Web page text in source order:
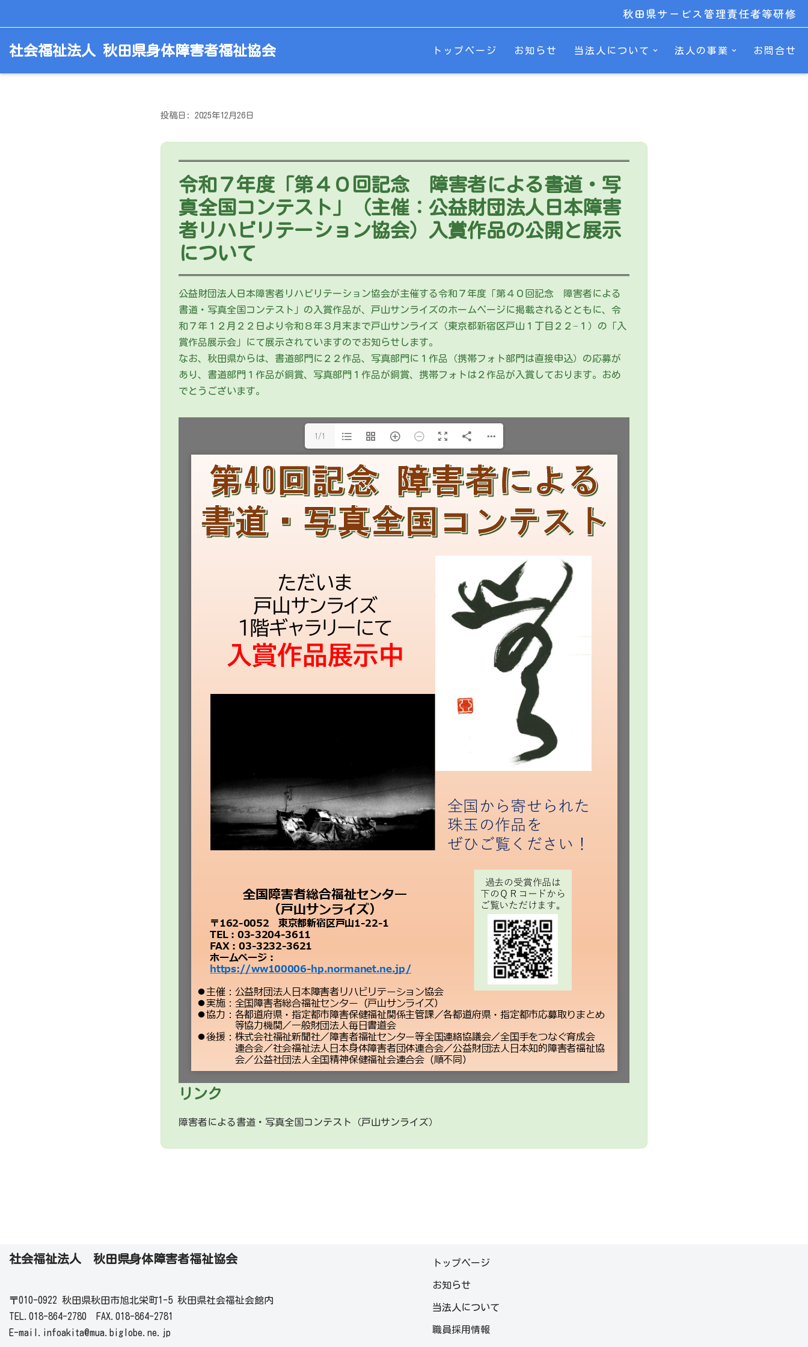
ン
秋田県サービス管理責任者等研修
社会福祉法人 秋田県身体障害者福祉協会 トップページ お知らせ 当法人について 法人の事業 お問合せ
投稿日: 2025年12月26日
令和７年度「第４０回記念 障害者による書道・写
真全国コンテスト」（主催：公益財団法人日本障害
者リハビリテーション協会）入賞作品の公開と展示
について
公益財団法人日本障害者リハビリテーション協会が主催する令和７年度「第４０回記念 障害者による
書道・写真全国コンテスト」の入賞作品が、戸山サンライズのホームページに掲載されるとともに、令
和７年１２月２２日より令和８年３月末まで戸山サンライズ（東京都新宿区戸山１丁目２２−１）の「入
賞作品展示会」にて展示されていますのでお知らせします。
なお、秋田県からは、書道部門に２２作品、写真部門に１作品（携帯フォト部門は直接申込）の応募が
あり、書道部門１作品が銅賞、写真部門１作品が銅賞、携帯フォトは２作品が入賞しております。おめ
でとうございます。
1/1
リンク
障害者による書道・写真全国コンテスト（戸山サンライズ）
社会福祉法人 秋田県身体障害者福祉協会
〒010-0922 秋田県秋田市旭北栄町1-5 秋田県社会福祉会館内
TEL.018-864-2780 FAX.018-864-2781
E-mail.infoakita@mua.biglobe.ne.jp
トップページ
お知らせ
当法人について
職員採用情報